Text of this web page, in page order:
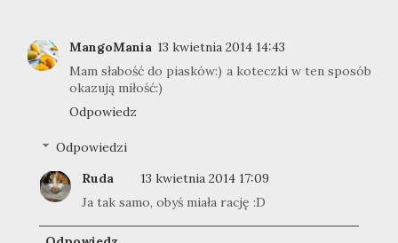
MangoMania 13 kwietnia 2014 14:43
Mam słabość do piasków:) a koteczki w ten sposób
okazują miłość:)
Odpowiedz
Odpowiedzi
Ruda
13 kwietnia 2014 17:09
Ja tak samo, obyś miała rację :D